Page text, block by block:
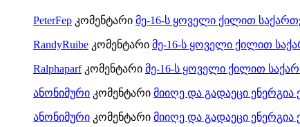
PeterFep კომენტარი მე-16-ს ყოველი ქილით
RandyRuibe კომენტარი მე-16-ს ყოველი ქილით
Ralphaparfკომენტარი მე-16-ს ყოველი ქილით
ანონიმური კომენტარი მიიღე და გადაეცი
ანონიმური კომენტარი მიიღე და გადაეცი